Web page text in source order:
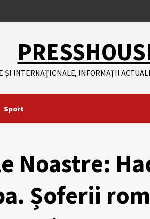
ȘI INTERNAȚIONALE, INFORMAȚII
Sport
Noastre:
Șoferii